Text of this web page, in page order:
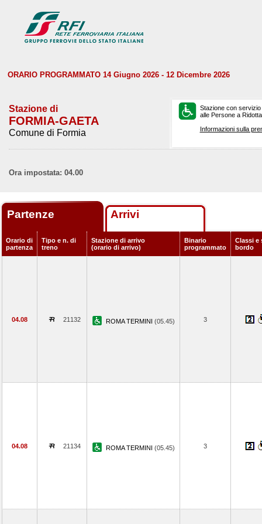
ORARIO PROGRAMMATO 14 Giugno 2026 - 12 Dicembre 2026
Stazione di
FORMIA-GAETA
Comune di Formia
Stazione con
alle Persone a
Informazioni sulla
Ora impostata: 04.00
Partenze Arrivi
Orario di
partenza
Tipo e n. di
treno
Stazione di arrivo
(orario di arrivo)
Binario
programmato
Classi e
bordo
04.08 21132 ROMA TERMINI (05.45) 3
04.08 21134 ROMA TERMINI (05.45) 3